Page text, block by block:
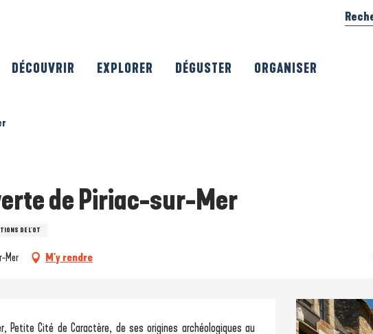
DÉCOUVRIR EXPLORER DÉGUSTER ORGANISER
de Piriac-sur-Mer
DE L'OT
Mer M'y rendre
Cité de Caractère, de ses origines archéologiques au